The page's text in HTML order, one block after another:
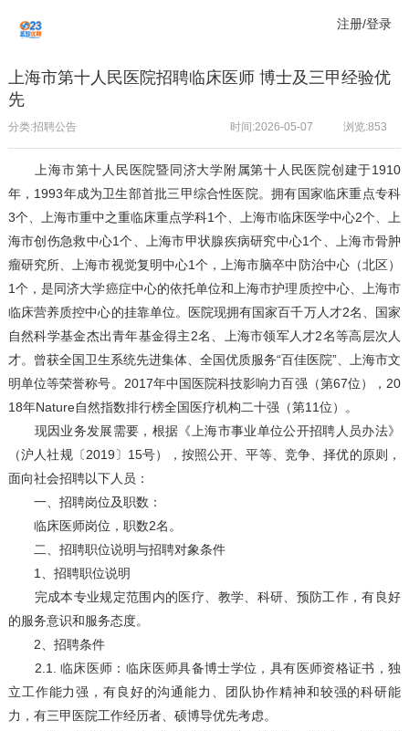
注册/登录
上海市第十人民医院招聘临床医师 博士及三甲经验优
先
分类:招聘公告 浏览:853
时间:2026-05-07
上海市第十人民医院暨同济大学附属第十人民医院创建于1910
年，1993年成为卫生部首批三甲综合性医院。拥有国家临床重点专科
3个、上海市重中之重临床重点学科1个、上海市临床医学中心2个、上
海市创伤急救中心1个、上海市甲状腺疾病研究中心1个、上海市骨肿
瘤研究所、上海市视觉复明中心1个，上海市脑卒中防治中心（北区）
1个，是同济大学癌症中心的依托单位和上海市护理质控中心、上海市
临床营养质控中心的挂靠单位。医院现拥有国家百千万人才2名、国家
自然科学基金杰出青年基金得主2名、上海市领军人才2名等高层次人
才。曾获全国卫生系统先进集体、全国优质服务“百佳医院”、上海市文
明单位等荣誉称号。2017年中国医院科技影响力百强（第67位），20
18年Nature自然指数排行榜全国医疗机构二十强（第11位）。
现因业务发展需要，根据《上海市事业单位公开招聘人员办法》
（沪人社规〔2019〕15号），按照公开、平等、竞争、择优的原则，
面向社会招聘以下人员：
一、招聘岗位及职数：
临床医师岗位，职数2名。
二、招聘职位说明与招聘对象条件
1、招聘职位说明
完成本专业规定范围内的医疗、教学、科研、预防工作，有良好
的服务意识和服务态度。
2、招聘条件
2.1. 临床医师：临床医师具备博士学位，具有医师资格证书，独
立工作能力强，有良好的沟通能力、团队协作精神和较强的科研能
力，有三甲医院工作经历者、硕博导优先考虑。